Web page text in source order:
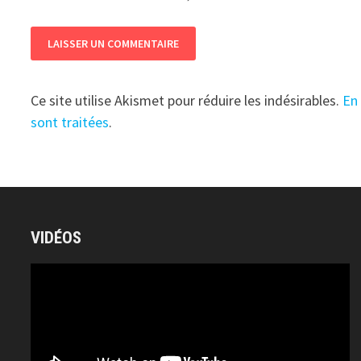
Ce site utilise Akismet pour réduire les indésirables.
sont traitées.
VIDÉOS